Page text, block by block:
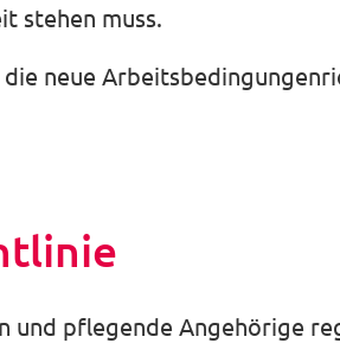
stehen muss.
neue
und pflegende Angehörige